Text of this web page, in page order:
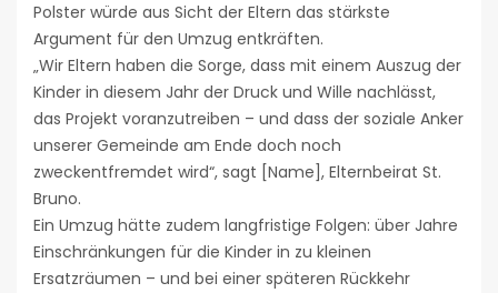
Polster würde aus Sicht der Eltern das stärkste
Argument für den Umzug entkräften.
„Wir Eltern haben die Sorge, dass mit einem Auszug der
Kinder in diesem Jahr der Druck und Wille nachlässt,
das Projekt voranzutreiben – und dass der soziale Anker
unserer Gemeinde am Ende doch noch
zweckentfremdet wird“, sagt [Name], Elternbeirat St.
Bruno.
Ein Umzug hätte zudem langfristige Folgen: über Jahre
Einschränkungen für die Kinder in zu kleinen
Ersatzräumen – und bei einer späteren Rückkehr